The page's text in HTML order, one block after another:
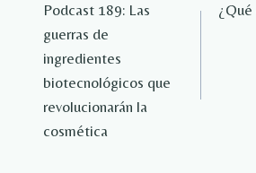
de
entradas
Podcast 189: Las
guerras de
ingredientes
biotecnológicos que
revolucionarán la
cosmética
¿Qué